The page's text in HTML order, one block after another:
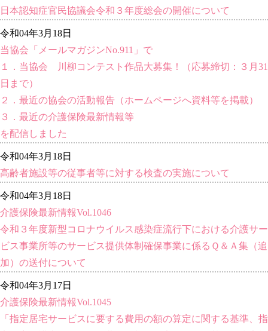
日本認知症官民協議会令和３年度総会の開催について
令和04年3月18日
当協会「メールマガジンNo.911」で
１．当協会 川柳コンテスト作品大募集！（応募締切：３月31
日まで）
２．最近の協会の活動報告（ホームページへ資料等を掲載）
３．最近の介護保険最新情報等
を配信しました
令和04年3月18日
高齢者施設等の従事者等に対する検査の実施について
令和04年3月18日
介護保険最新情報Vol.1046
令和３年度新型コロナウイルス感染症流行下における介護サー
ビス事業所等のサービス提供体制確保事業に係るＱ＆Ａ集（追
加）の送付について
令和04年3月17日
介護保険最新情報Vol.1045
「指定居宅サービスに要する費用の額の算定に関する基準、指